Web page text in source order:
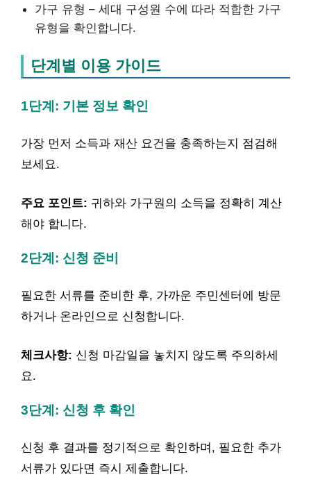
가구 유형 – 세대 구성원 수에 따라 적합한 가구
유형을 확인합니다.
단계별 이용 가이드
1단계: 기본 정보 확인
가장 먼저 소득과 재산 요건을 충족하는지 점검해
보세요.
주요 포인트: 귀하와 가구원의 소득을 정확히 계산
해야 합니다.
2단계: 신청 준비
필요한 서류를 준비한 후, 가까운 주민센터에 방문
하거나 온라인으로 신청합니다.
체크사항: 신청 마감일을 놓치지 않도록 주의하세
요.
3단계: 신청 후 확인
신청 후 결과를 정기적으로 확인하며, 필요한 추가
서류가 있다면 즉시 제출합니다.